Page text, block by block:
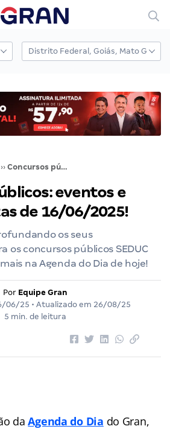
›› Concursos públicos: eventos e aulas gratuitas de 16/06/2025!
eventos e
de 16/06/2025!
os seus
os concursos públicos SEDUC
na Agenda do Dia de hoje!
Por Equipe Gran
06/25 • Atualizado em 26/08/25
5 min. de leitura
daAgenda do Dia do Gran,